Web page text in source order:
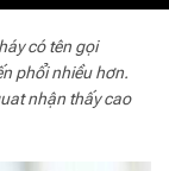
có tên gọi
phổi nhiều hơn.
nhận thấy cao